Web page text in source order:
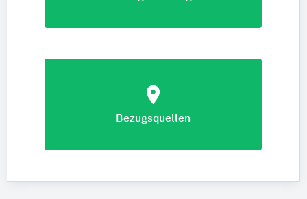
location_on
Bezugsquellen